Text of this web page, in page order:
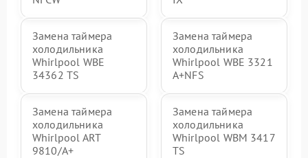
Замена таймера
холодильника
Whirlpool WBE
34362 TS
Замена таймера
холодильника
Whirlpool WBE 3321
A+NFS
Замена таймера
холодильника
Whirlpool ART
9810/A+
Замена таймера
холодильника
Whirlpool WBM 3417
TS